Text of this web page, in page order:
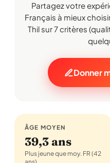
Partagez votre
Français à mieux
Thil sur 7 critères
Donner
ÂGE MOYEN
39,3 ans
Plus jeune que moy. FR (42